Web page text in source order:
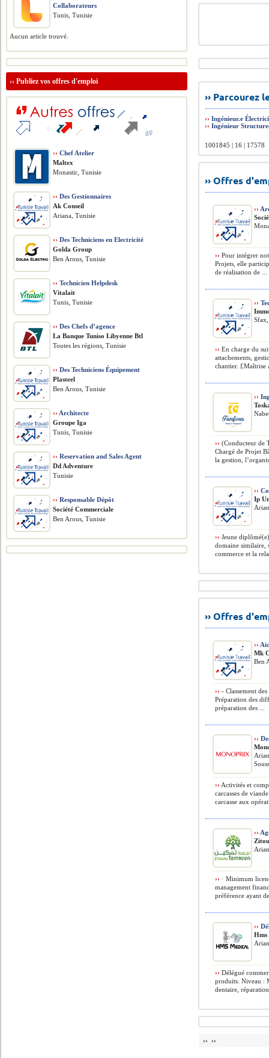
››
››Ingénieur.e
››Ingénieur
1001845 | 16 | 17578
›› Offres
››
›› Pour intégrer
Projets, elle
de réalisation de ...
››
›› En charge du
attachements,
chantier. £Maîtrise
››
›› (Conducteur de
Chargé de Projet
la gestion,
››
Ip
›› Jeune
domaine similaire,
commerce et la
›› Offres
››
Mk
Ben
›› - Classement
Préparation des
préparation des ...
››
›› Activités et
carcasses de
carcasse aux
››
›› · Minimum
management
préférence ayant
››
Hms
›› Délégué
produits. Niveau :
dentaire,
›› ››
Collaborateurs
Tunis, Tunisie
Aucun article trouvé.
››Publiez vos offres d'emploi
›› Chef Atelier
Maltex
Monastir, Tunisie
›› Des Gestionnaires
Ak Conseil
Ariana, Tunisie
›› Des Techniciens en Electricité
Golda Group
Ben Arous, Tunisie
›› Technicien Helpdesk
Vitalait
Tunis, Tunisie
›› Des Chefs d’agence
La Banque Tuniso Libyenne Btl
Toutes les régions, Tunisie
›› Des Techniciens Équipement
Plasteel
Ben Arous, Tunisie
›› Architecte
Groupe Iga
Tunis, Tunisie
›› Reservation and Sales Agent
Dd Adventure
Tunisie
›› Responsable Dépôt
Société Commerciale
Ben Arous, Tunisie